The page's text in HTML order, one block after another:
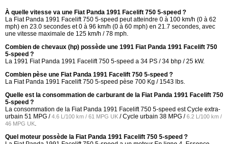
À quelle vitesse va une Fiat Panda 1991 Facelift 750 5-speed ?
La Fiat Panda 1991 Facelift 750 5-speed peut atteindre 0 à 100 km/h (0 à 62
mph) en 23.0 secondes et 0 à 96 km/h (0 à 60 mph) en 21.7 secondes, avec
une vitesse maximale de 125 km/h / 78 mph.
Combien de chevaux (hp) possède une 1991 Fiat Panda 1991 Facelift 750
5-speed ?
La 1991 Fiat Panda 1991 Facelift 750 5-speed a 34 PS / 34 bhp / 25 kW.
Combien pèse une Fiat Panda 1991 Facelift 750 5-speed ?
La Fiat Panda 1991 Facelift 750 5-speed pèse 700 Kg / 1543 lbs.
Quelle est la consommation de carburant de la Fiat Panda 1991 Facelift 750
5-speed ?
La consommation de la Fiat Panda 1991 Facelift 750 5-speed est Cycle extra-
urbain 51 MPG /4.6 L/100 km / 61 MPG UK / Cycle urbain 38 MPG /6.2 L/100 km /
46 MPG UK.
Quel moteur possède la Fiat Panda 1991 Facelift 750 5-speed ?